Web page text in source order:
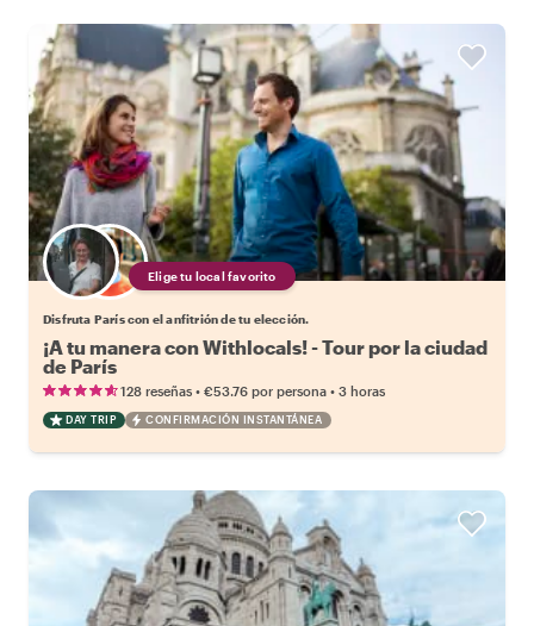
Elige tu local favorito
Disfruta París con el anfitrión de tu elección.
¡A tu manera con Withlocals! - Tour por la ciudad
de París
128 reseñas • €53.76 por persona • 3 horas
DAY TRIP CONFIRMACIÓN INSTANTÁNEA